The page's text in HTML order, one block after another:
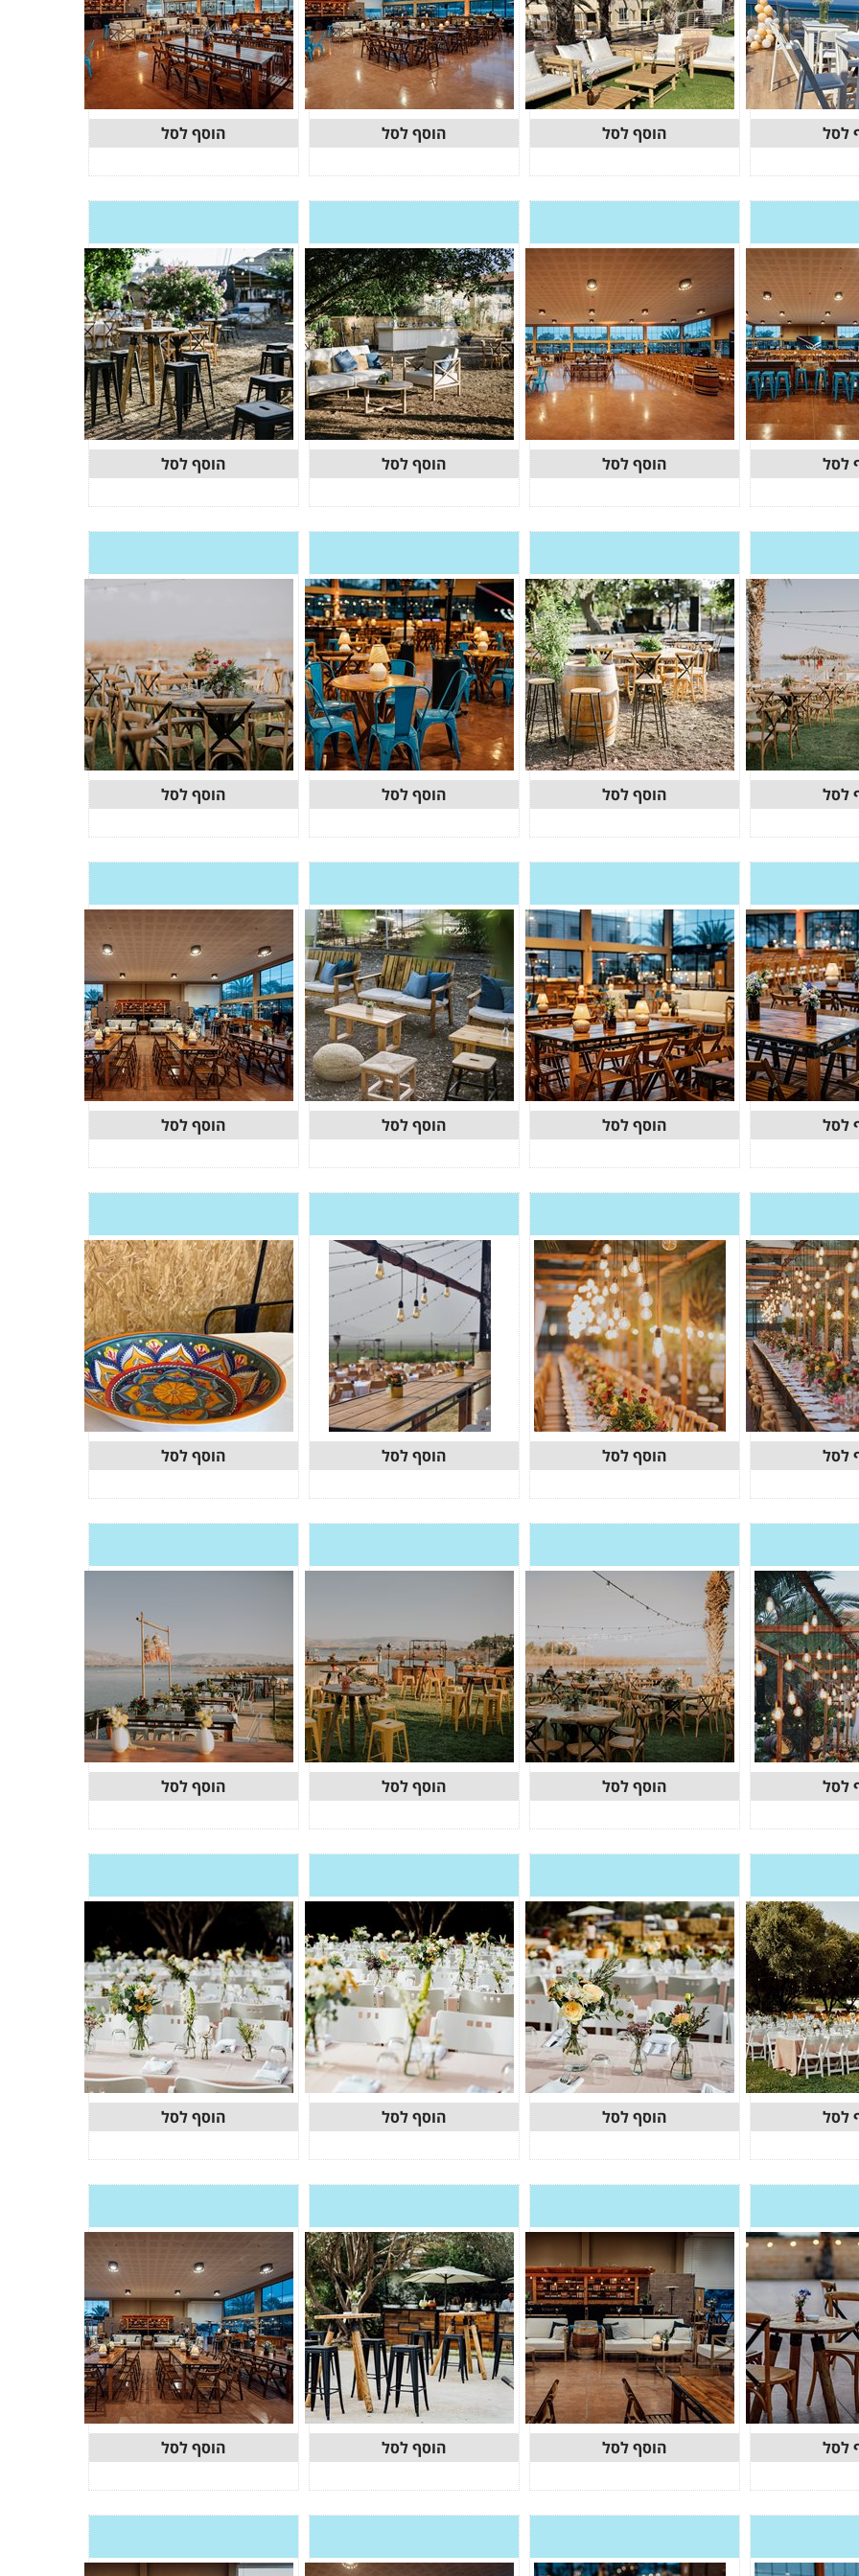
לסל הוסף לסל הוסף לסל הוסף לסל
לסל הוסף לסל הוסף לסל הוסף לסל
לסל הוסף לסל הוסף לסל הוסף לסל
לסל הוסף לסל הוסף לסל הוסף לסל
לסל הוסף לסל הוסף לסל הוסף לסל
לסל הוסף לסל הוסף לסל הוסף לסל
לסל הוסף לסל הוסף לסל הוסף לסל
לסל הוסף לסל הוסף לסל הוסף לסל